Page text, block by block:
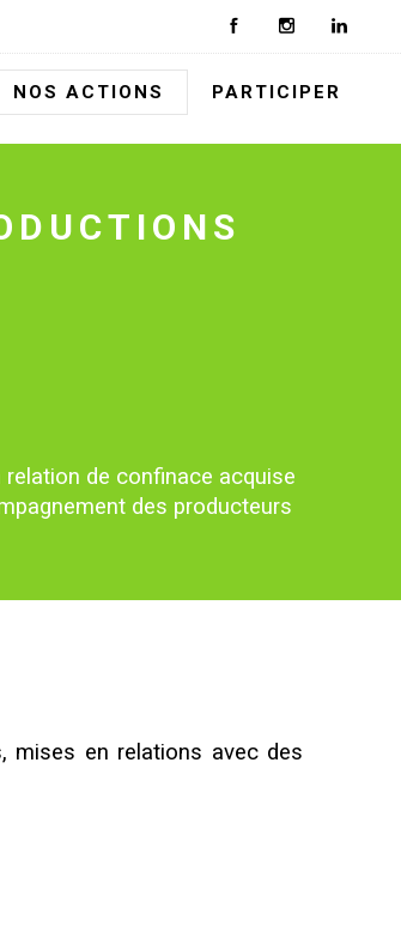
NOS ACTIONS PARTICIPER
de confinace acquise
des producteurs
mises en relations avec des